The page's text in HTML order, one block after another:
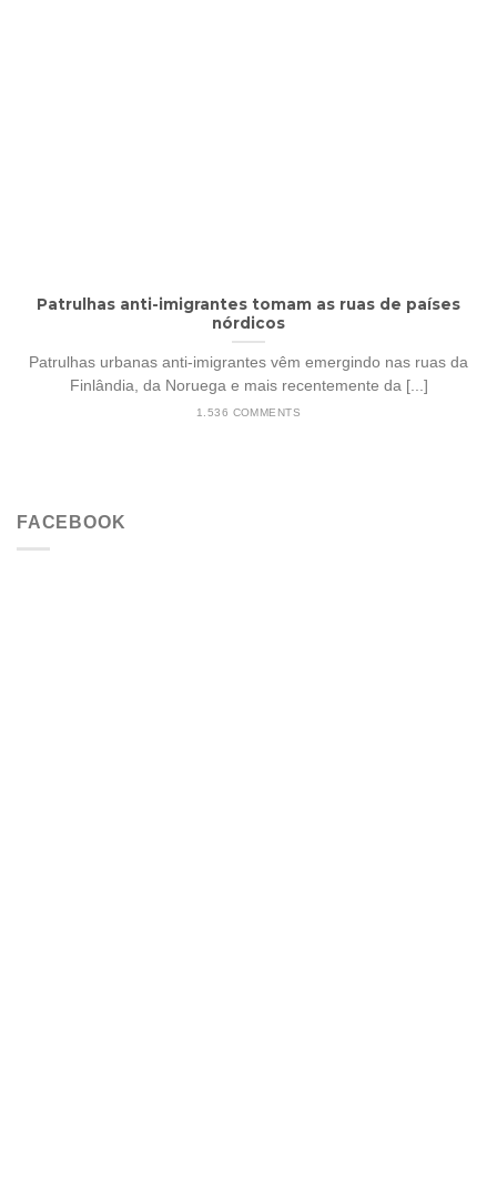
Patrulhas anti-imigrantes tomam as ruas de países
nórdicos
Patrulhas urbanas anti-imigrantes vêm emergindo nas ruas da
Finlândia, da Noruega e mais recentemente da [...]
1.536 COMMENTS
FACEBOOK